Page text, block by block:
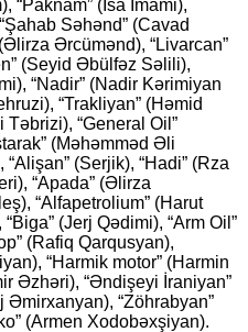
“Paknam” (İsa İmami),
Səhənd” (Cavad
Ərcümənd), “Livarcan”
(Seyid Əbülfəz Səlili),
“Nadir” (Nadir Kərimiyan
“Trakliyan” (Həmid
“General Oil”
(Məhəmməd Əli
(Serjik), “Hadi” (Rza
“Apada” (Əlirza
“Alfapetrolium” (Harut
(Jerj Qədimi), “Arm Oil”
(Rafiq Qarqusyan),
“Harmik motor” (Harmin
Əzhəri), “Əndişeyi İraniyan”
Əmirxanyan), “Zöhrabyan”
(Armen Xodobəxşiyan).